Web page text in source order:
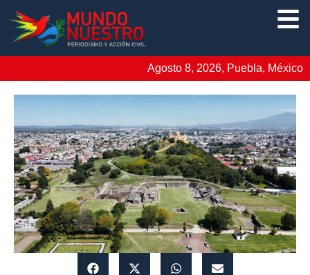
Agosto 8, 2026, Puebla, México